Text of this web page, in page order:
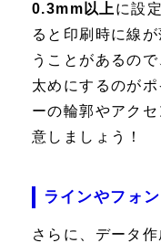
0.3mm以上 に設
ると印刷時に線
うことがあるの
太めにするのが
ーの輪郭やアク
意しましょう！
ラインやフォ
さらに、データ